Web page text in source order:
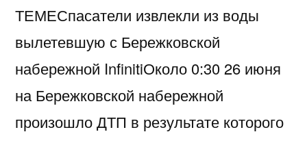
ТЕМЕСпасатели извлекли из воды
вылетевшую с Бережковской
набережной InfinitiОколо 0:30 26 июня
на Бережковской набережной
произошло ДТП в результате которого